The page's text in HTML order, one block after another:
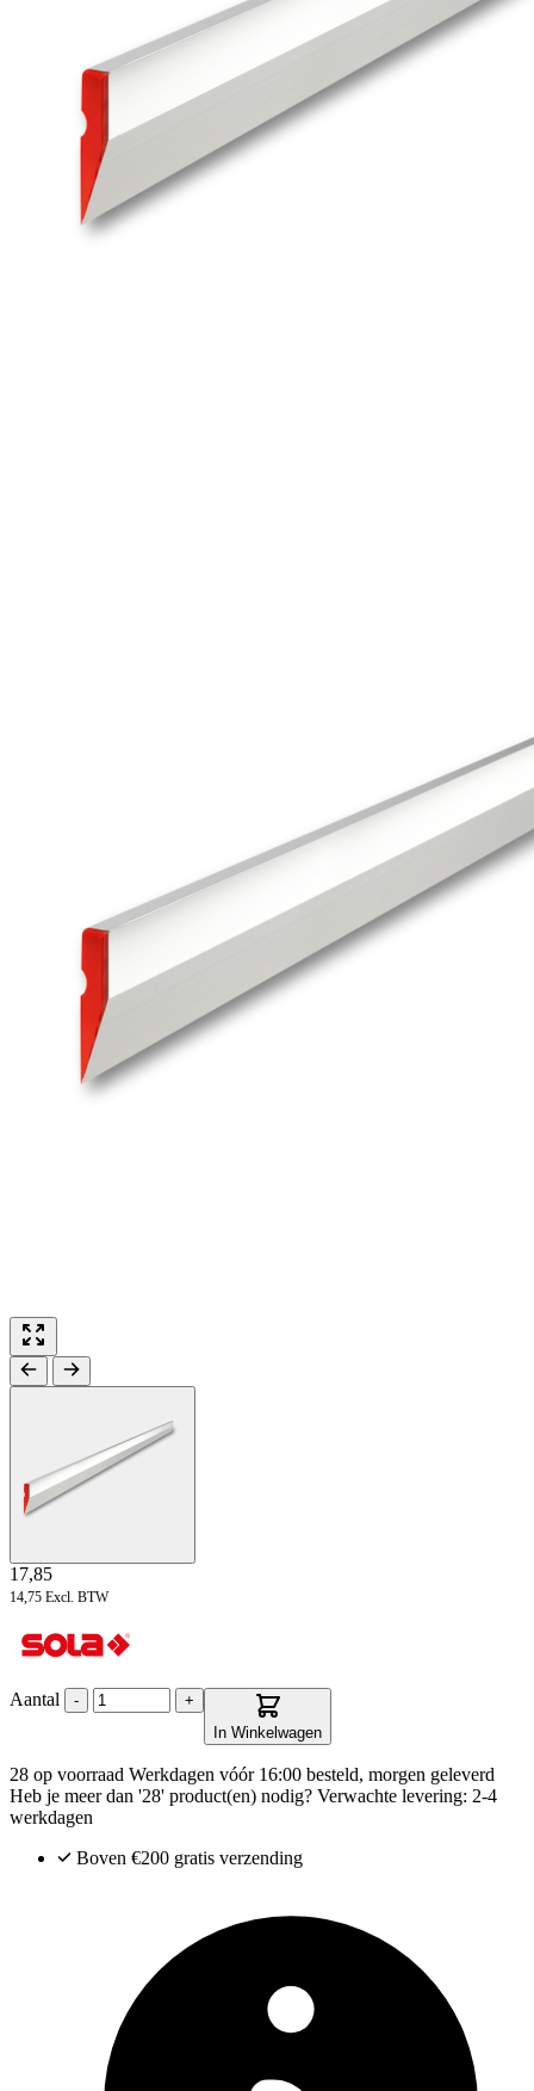
17,85
14,75 Excl. BTW
Aantal -
+
In Winkelwagen
28 op voorraad Werkdagen vóór 16:00 besteld, morgen geleverd
Heb je meer dan '28' product(en) nodig? Verwachte levering: 2-4
werkdagen
Boven €200 gratis verzending